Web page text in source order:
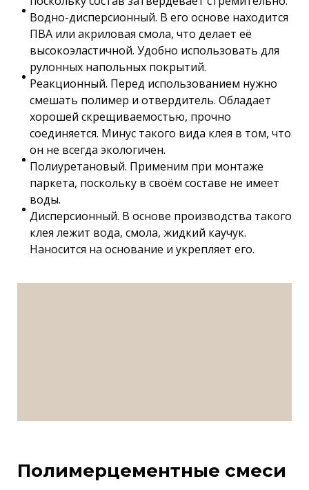
Водно-дисперсионный. В его основе находится
ПВА или акриловая смола, что делает её
высокоэластичной. Удобно использовать для
рулонных напольных покрытий.
Реакционный. Перед использованием нужно
смешать полимер и отвердитель. Обладает
хорошей скрещиваемостью, прочно
соединяется. Минус такого вида клея в том, что
он не всегда экологичен.
Полиуретановый. Применим при монтаже
паркета, поскольку в своём составе не имеет
воды.
Дисперсионный. В основе производства такого
клея лежит вода, смола, жидкий каучук.
Наносится на основание и укрепляет его.
Полимерцементные смеси